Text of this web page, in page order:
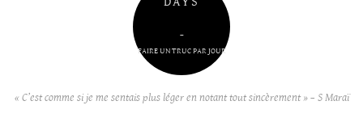
–
FAIRE UN TRUC PAR JOUR
« C’est comme si je me sentais plus léger en notant tout sincèrement » – S Maraï